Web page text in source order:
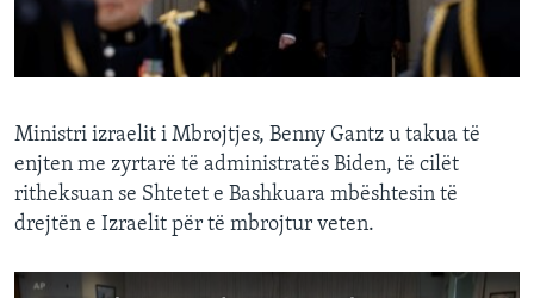
INTERVISTA
DITARI
Ministri izraelit i Mbrojtjes, Benny Gantz u takua të
enjten me zyrtarë të administratës Biden, të cilët
ritheksuan se Shtetet e Bashkuara mbështesin të
drejtën e Izraelit për të mbrojtur veten.